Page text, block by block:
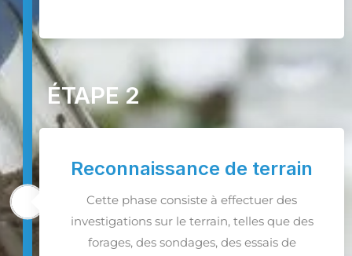
ÉTAPE 2
Reconnaissance de terrain
Cette phase consiste à effectuer des
investigations sur le terrain, telles que des
forages, des sondages, des essais de